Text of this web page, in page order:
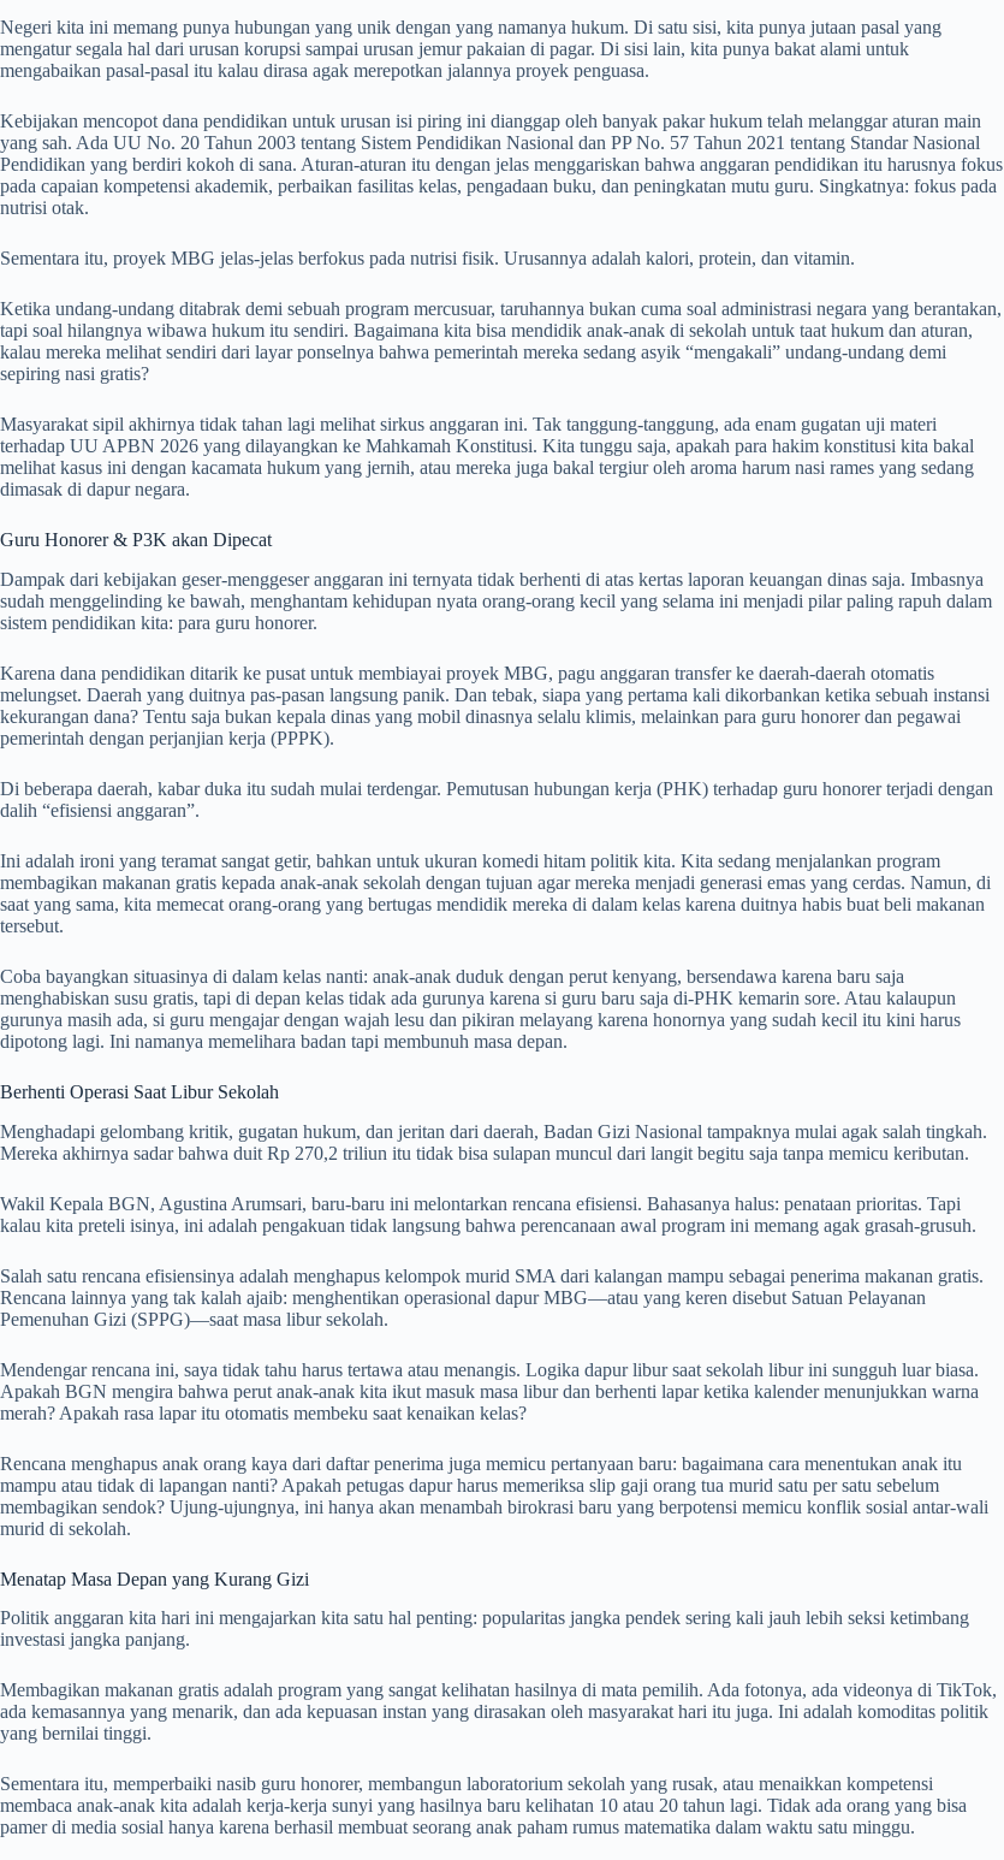
Negeri kita ini memang punya hubungan yang unik dengan yang namanya hukum. Di satu sisi, kita punya jutaan pasal yang
mengatur segala hal dari urusan korupsi sampai urusan jemur pakaian di pagar. Di sisi lain, kita punya bakat alami untuk
mengabaikan pasal-pasal itu kalau dirasa agak merepotkan jalannya proyek penguasa.
Kebijakan mencopot dana pendidikan untuk urusan isi piring ini dianggap oleh banyak pakar hukum telah melanggar aturan main
yang sah. Ada UU No. 20 Tahun 2003 tentang Sistem Pendidikan Nasional dan PP No. 57 Tahun 2021 tentang Standar Nasional
Pendidikan yang berdiri kokoh di sana. Aturan-aturan itu dengan jelas menggariskan bahwa anggaran pendidikan itu harusnya fokus
pada capaian kompetensi akademik, perbaikan fasilitas kelas, pengadaan buku, dan peningkatan mutu guru. Singkatnya: fokus pada
nutrisi otak.
Sementara itu, proyek MBG jelas-jelas berfokus pada nutrisi fisik. Urusannya adalah kalori, protein, dan vitamin.
Ketika undang-undang ditabrak demi sebuah program mercusuar, taruhannya bukan cuma soal administrasi negara yang berantakan,
tapi soal hilangnya wibawa hukum itu sendiri. Bagaimana kita bisa mendidik anak-anak di sekolah untuk taat hukum dan aturan,
kalau mereka melihat sendiri dari layar ponselnya bahwa pemerintah mereka sedang asyik “mengakali” undang-undang demi
sepiring nasi gratis?
Masyarakat sipil akhirnya tidak tahan lagi melihat sirkus anggaran ini. Tak tanggung-tanggung, ada enam gugatan uji materi
terhadap UU APBN 2026 yang dilayangkan ke Mahkamah Konstitusi. Kita tunggu saja, apakah para hakim konstitusi kita bakal
melihat kasus ini dengan kacamata hukum yang jernih, atau mereka juga bakal tergiur oleh aroma harum nasi rames yang sedang
dimasak di dapur negara.
Guru Honorer & P3K akan Dipecat
Dampak dari kebijakan geser-menggeser anggaran ini ternyata tidak berhenti di atas kertas laporan keuangan dinas saja. Imbasnya
sudah menggelinding ke bawah, menghantam kehidupan nyata orang-orang kecil yang selama ini menjadi pilar paling rapuh dalam
sistem pendidikan kita: para guru honorer.
Karena dana pendidikan ditarik ke pusat untuk membiayai proyek MBG, pagu anggaran transfer ke daerah-daerah otomatis
melungset. Daerah yang duitnya pas-pasan langsung panik. Dan tebak, siapa yang pertama kali dikorbankan ketika sebuah instansi
kekurangan dana? Tentu saja bukan kepala dinas yang mobil dinasnya selalu klimis, melainkan para guru honorer dan pegawai
pemerintah dengan perjanjian kerja (PPPK).
Di beberapa daerah, kabar duka itu sudah mulai terdengar. Pemutusan hubungan kerja (PHK) terhadap guru honorer terjadi dengan
dalih “efisiensi anggaran”.
Ini adalah ironi yang teramat sangat getir, bahkan untuk ukuran komedi hitam politik kita. Kita sedang menjalankan program
membagikan makanan gratis kepada anak-anak sekolah dengan tujuan agar mereka menjadi generasi emas yang cerdas. Namun, di
saat yang sama, kita memecat orang-orang yang bertugas mendidik mereka di dalam kelas karena duitnya habis buat beli makanan
tersebut.
Coba bayangkan situasinya di dalam kelas nanti: anak-anak duduk dengan perut kenyang, bersendawa karena baru saja
menghabiskan susu gratis, tapi di depan kelas tidak ada gurunya karena si guru baru saja di-PHK kemarin sore. Atau kalaupun
gurunya masih ada, si guru mengajar dengan wajah lesu dan pikiran melayang karena honornya yang sudah kecil itu kini harus
dipotong lagi. Ini namanya memelihara badan tapi membunuh masa depan.
Berhenti Operasi Saat Libur Sekolah
Menghadapi gelombang kritik, gugatan hukum, dan jeritan dari daerah, Badan Gizi Nasional tampaknya mulai agak salah tingkah.
Mereka akhirnya sadar bahwa duit Rp 270,2 triliun itu tidak bisa sulapan muncul dari langit begitu saja tanpa memicu keributan.
Wakil Kepala BGN, Agustina Arumsari, baru-baru ini melontarkan rencana efisiensi. Bahasanya halus: penataan prioritas. Tapi
kalau kita preteli isinya, ini adalah pengakuan tidak langsung bahwa perencanaan awal program ini memang agak grasah-grusuh.
Salah satu rencana efisiensinya adalah menghapus kelompok murid SMA dari kalangan mampu sebagai penerima makanan gratis.
Rencana lainnya yang tak kalah ajaib: menghentikan operasional dapur MBG—atau yang keren disebut Satuan Pelayanan
Pemenuhan Gizi (SPPG)—saat masa libur sekolah.
Mendengar rencana ini, saya tidak tahu harus tertawa atau menangis. Logika dapur libur saat sekolah libur ini sungguh luar biasa.
Apakah BGN mengira bahwa perut anak-anak kita ikut masuk masa libur dan berhenti lapar ketika kalender menunjukkan warna
merah? Apakah rasa lapar itu otomatis membeku saat kenaikan kelas?
Rencana menghapus anak orang kaya dari daftar penerima juga memicu pertanyaan baru: bagaimana cara menentukan anak itu
mampu atau tidak di lapangan nanti? Apakah petugas dapur harus memeriksa slip gaji orang tua murid satu per satu sebelum
membagikan sendok? Ujung-ujungnya, ini hanya akan menambah birokrasi baru yang berpotensi memicu konflik sosial antar-wali
murid di sekolah.
Menatap Masa Depan yang Kurang Gizi
Politik anggaran kita hari ini mengajarkan kita satu hal penting: popularitas jangka pendek sering kali jauh lebih seksi ketimbang
investasi jangka panjang.
Membagikan makanan gratis adalah program yang sangat kelihatan hasilnya di mata pemilih. Ada fotonya, ada videonya di TikTok,
ada kemasannya yang menarik, dan ada kepuasan instan yang dirasakan oleh masyarakat hari itu juga. Ini adalah komoditas politik
yang bernilai tinggi.
Sementara itu, memperbaiki nasib guru honorer, membangun laboratorium sekolah yang rusak, atau menaikkan kompetensi
membaca anak-anak kita adalah kerja-kerja sunyi yang hasilnya baru kelihatan 10 atau 20 tahun lagi. Tidak ada orang yang bisa
pamer di media sosial hanya karena berhasil membuat seorang anak paham rumus matematika dalam waktu satu minggu.